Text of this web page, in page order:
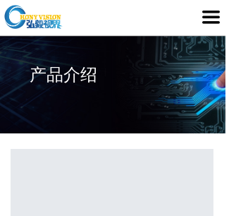
끀
首页
产品介绍
行业应用
媒体中心
产品介绍